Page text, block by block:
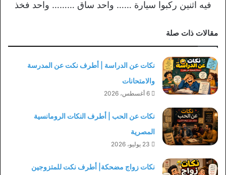
فيه اثنين ركبوا سيارة …… واحد ساق ……… واحد فخذ
مقالات ذات صلة
نكات عن الدراسة | أطرف نكت عن المدرسة
والامتحانات
6 أغسطس، 2026
نكات عن الحب | أطرف النكات الرومانسية
المصرية
23 يوليو، 2026
نكات زواج مضحكة| أطرف نكت للمتزوجين